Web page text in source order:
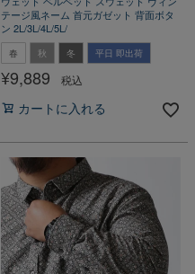
テージ風ネーム 首元ガゼット 背面ボタ
ン 2L/3L/4L/5L/
春 秋 冬 平日 即出荷
¥9,889 税込
カートに入れる